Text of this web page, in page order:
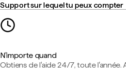
Support sur lequel tu peux compter
N'importe quand
Obtiens de l'aide 24/7, toute l'année.